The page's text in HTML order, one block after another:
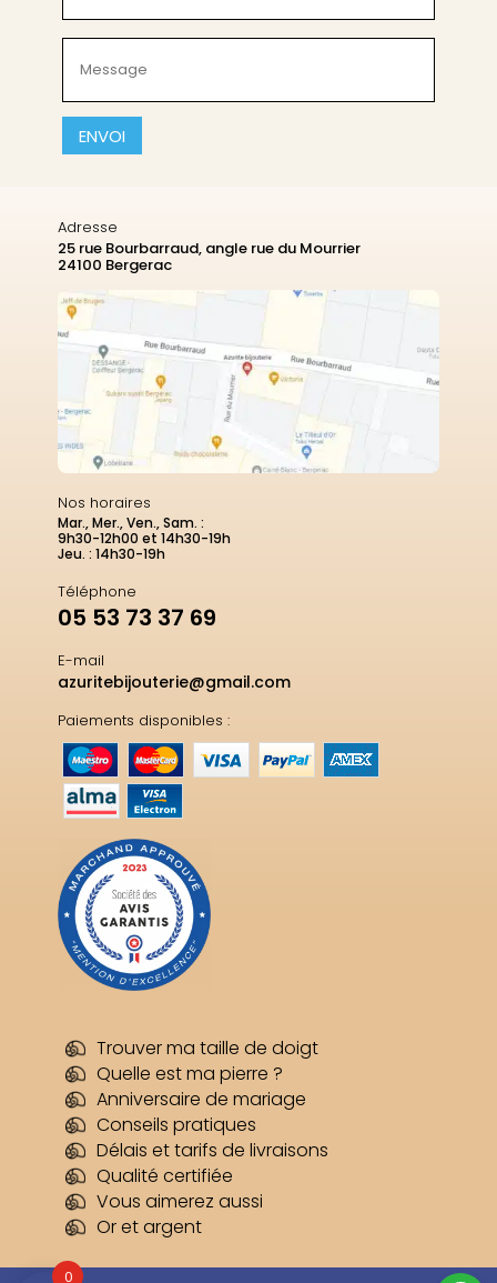
(Nécessaire)
(Nécessaire)
CAPTCHA
Adresse
25 rue Bourbarraud, angle rue du Mourrier
24100 Bergerac
Nos horaires
Mar., Mer., Ven., Sam. :
9h30-12h00 et 14h30-19h
Jeu. : 14h30-19h
Téléphone
05 53 73 37 69
E-mail
azuritebijouterie@gmail.com
Paiements disponibles :
Trouver ma taille de doigt
Quelle est ma pierre ?
Anniversaire de mariage
Conseils pratiques
Délais et tarifs de livraisons
Qualité certifiée
Vous aimerez aussi
Or et argent
0